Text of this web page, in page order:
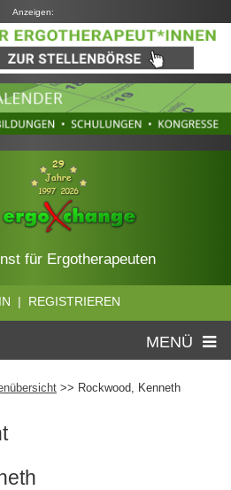
Anzeigen:
für Ergotherapeuten
| REGISTRIEREN
MENÜ
>> Rockwood, Kenneth